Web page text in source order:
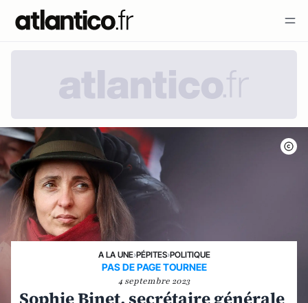
A LA UNE›PÉPITES›POLITIQUE
PAS DE PAGE TOURNEE
4 septembre 2023